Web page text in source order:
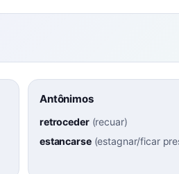
Antônimos
retroceder(recuar)
estancarse(estagnar/ficar